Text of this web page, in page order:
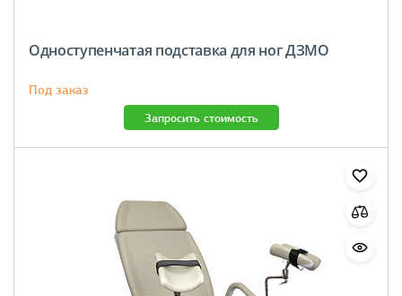
Одноступенчатая подставка для ног ДЗМО
Под заказ
Запросить стоимость